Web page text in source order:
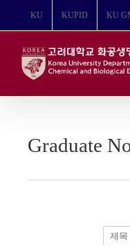
뛰
KU KUPID KU
Graduate